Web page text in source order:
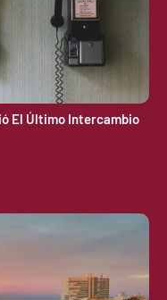
El Último Intercambio